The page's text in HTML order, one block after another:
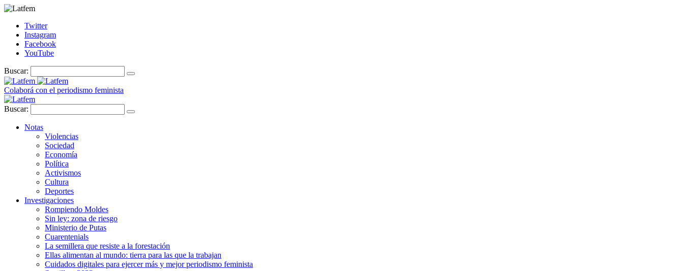
Twitter
Instagram
Facebook
YouTube
Buscar:
Colaborá con el periodismo feminista
Buscar:
Notas
Violencias
Sociedad
Economía
Política
Activismos
Cultura
Deportes
Investigaciones
Rompiendo Moldes
Sin ley: zona de riesgo
Ministerio de Putas
Cuarentenials
La semillera que resiste a la forestación
Ellas alimentan al mundo: tierra para las que la trabajan
Cuidados digitales para ejercer más y mejor periodismo feminista